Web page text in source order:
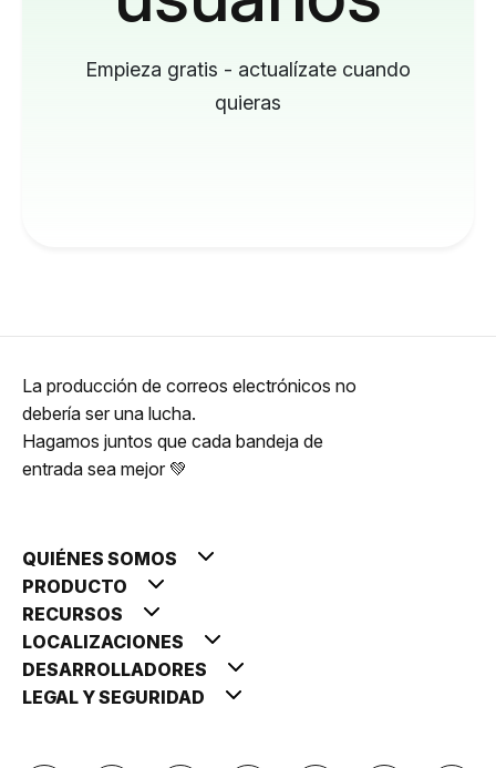
Empieza gratis - actualízate cuando
quieras
La producción de correos electrónicos no
debería ser una lucha.
Hagamos juntos que cada bandeja de
entrada sea mejor 💚
QUIÉNES SOMOS
PRODUCTO
RECURSOS
LOCALIZACIONES
DESARROLLADORES
LEGAL Y SEGURIDAD